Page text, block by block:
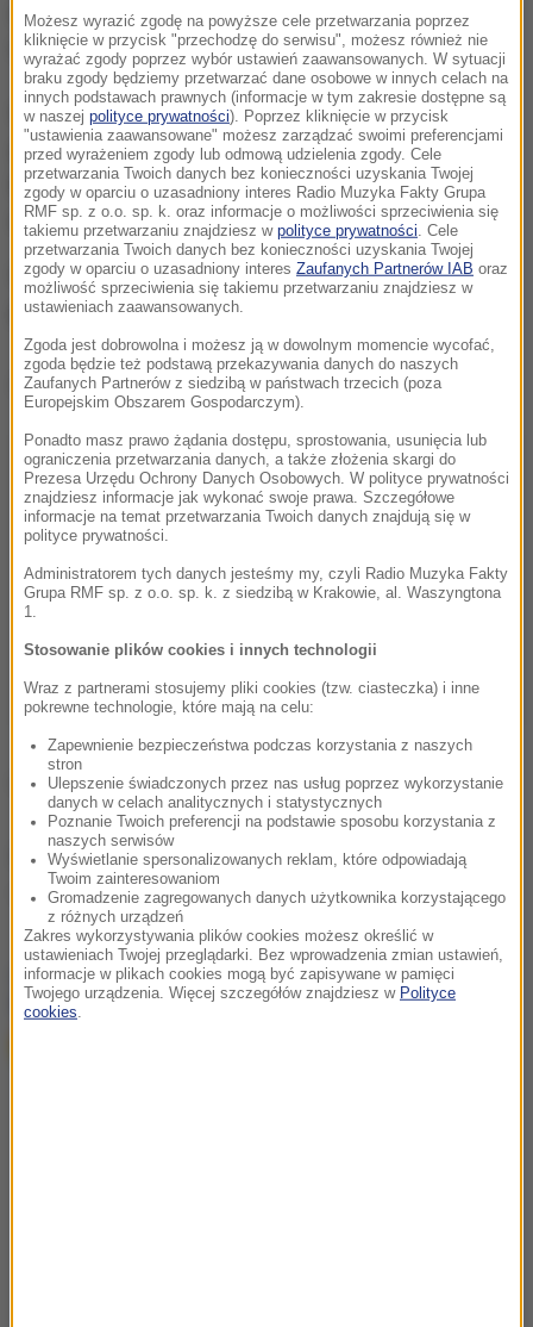
należały do firm przewozowych Smart Express i Bolt
Cutter.
Wypadki drogowe w Zimbabwe są bardzo częste,
gdyż szlaki transportowe są w bardzo złym stanie.
Droga, na której doszło do kraksy, była ostatnio
naprawiana.
W czerwcu w wypadku na drodze na północy kraju
prowadzącej do sąsiedniej Zambii zginęły 43 osoby.
Dalsza część artykułu pod materiałem video:
(az)
Źródło: PAP
Tagi:wypadek
chcesz widzieć więcej artykułów od RMF24?dodaj w
Google
Możesz wyrazić zgodę na powyższe cele przetwarzania poprzez
kliknięcie w przycisk "przechodzę do serwisu", możesz również nie
wyrażać zgody poprzez wybór ustawień zaawansowanych. W sytuacji
braku zgody będziemy przetwarzać dane osobowe w innych celach na
innych podstawach prawnych (informacje w tym zakresie dostępne są
w naszej polityce prywatności). Poprzez kliknięcie w przycisk
"ustawienia zaawansowane" możesz zarządzać swoimi preferencjami
przed wyrażeniem zgody lub odmową udzielenia zgody. Cele
przetwarzania Twoich danych bez konieczności uzyskania Twojej
zgody w oparciu o uzasadniony interes Radio Muzyka Fakty Grupa
RMF sp. z o.o. sp. k. oraz informacje o możliwości sprzeciwienia się
takiemu przetwarzaniu znajdziesz w polityce prywatności . Cele
przetwarzania Twoich danych bez konieczności uzyskania Twojej
zgody w oparciu o uzasadniony interes Zaufanych Partnerów IAB oraz
możliwość sprzeciwienia się takiemu przetwarzaniu znajdziesz w
ustawieniach zaawansowanych.
Zgoda jest dobrowolna i możesz ją w dowolnym momencie wycofać,
zgoda będzie też podstawą przekazywania danych do naszych
Zaufanych Partnerów z siedzibą w państwach trzecich (poza
Europejskim Obszarem Gospodarczym).
Ponadto masz prawo żądania dostępu, sprostowania, usunięcia lub
ograniczenia przetwarzania danych, a także złożenia skargi do
Prezesa Urzędu Ochrony Danych Osobowych. W polityce prywatności
znajdziesz informacje jak wykonać swoje prawa. Szczegółowe
informacje na temat przetwarzania Twoich danych znajdują się w
polityce prywatności.
Administratorem tych danych jesteśmy my, czyli Radio Muzyka Fakty
Grupa RMF sp. z o.o. sp. k. z siedzibą w Krakowie, al. Waszyngtona
1.
Stosowanie plików cookies i innych technologii
Wraz z partnerami stosujemy pliki cookies (tzw. ciasteczka) i inne
pokrewne technologie, które mają na celu:
Zapewnienie bezpieczeństwa podczas korzystania z naszych
stron
Ulepszenie świadczonych przez nas usług poprzez wykorzystanie
danych w celach analitycznych i statystycznych
Poznanie Twoich preferencji na podstawie sposobu korzystania z
naszych serwisów
Wyświetlanie spersonalizowanych reklam, które odpowiadają
Twoim zainteresowaniom
Gromadzenie zagregowanych danych użytkownika korzystającego
z różnych urządzeń
Zakres wykorzystywania plików cookies możesz określić w
ustawieniach Twojej przeglądarki. Bez wprowadzenia zmian ustawień,
informacje w plikach cookies mogą być zapisywane w pamięci
Twojego urządzenia. Więcej szczegółów znajdziesz w Polityce
cookies